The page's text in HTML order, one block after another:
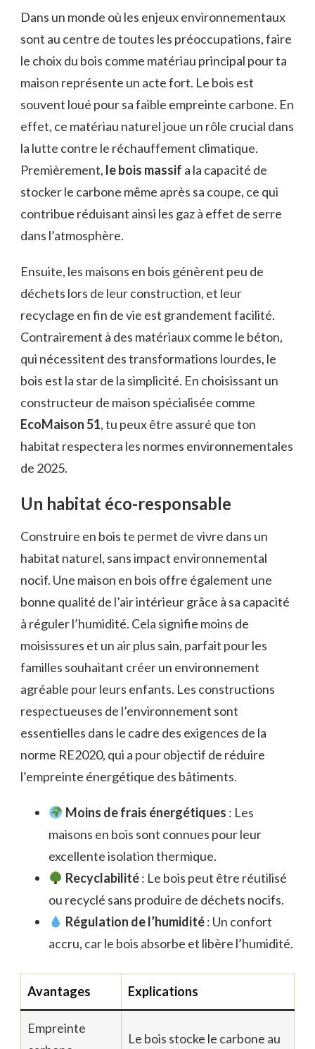
Dans un monde où les enjeux environnementaux
sont au centre de toutes les préoccupations, faire
le choix du bois comme matériau principal pour ta
maison représente un acte fort. Le bois est
souvent loué pour sa faible empreinte carbone. En
effet, ce matériau naturel joue un rôle crucial dans
la lutte contre le réchauffement climatique.
Premièrement, le bois massif a la capacité de
stocker le carbone même après sa coupe, ce qui
contribue réduisant ainsi les gaz à effet de serre
dans l’atmosphère.
Ensuite, les maisons en bois génèrent peu de
déchets lors de leur construction, et leur
recyclage en fin de vie est grandement facilité.
Contrairement à des matériaux comme le béton,
qui nécessitent des transformations lourdes, le
bois est la star de la simplicité. En choisissant un
constructeur de maison spécialisée comme
EcoMaison 51, tu peux être assuré que ton
habitat respectera les normes environnementales
de 2025.
Un habitat éco-responsable
Construire en bois te permet de vivre dans un
habitat naturel, sans impact environnemental
nocif. Une maison en bois offre également une
bonne qualité de l’air intérieur grâce à sa capacité
à réguler l’humidité. Cela signifie moins de
moisissures et un air plus sain, parfait pour les
familles souhaitant créer un environnement
agréable pour leurs enfants. Les constructions
respectueuses de l’environnement sont
essentielles dans le cadre des exigences de la
norme RE2020, qui a pour objectif de réduire
l’empreinte énergétique des bâtiments.
Moins de frais énergétiques : Les
maisons en bois sont connues pour leur
excellente isolation thermique.
Recyclabilité: Le bois peut être réutilisé
ou recyclé sans produire de déchets nocifs.
Régulation de l’humidité: Un confort
accru, car le bois absorbe et libère l’humidité.
Avantages Explications
Empreinte
Le bois stocke le carbone au